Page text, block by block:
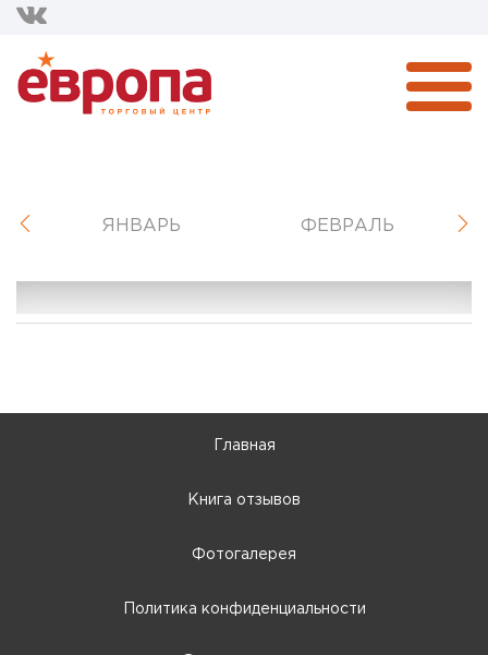
ЯНВАРЬ ФЕВРАЛЬ
Главная
Книга отзывов
Фотогалерея
Политика конфиденциальности